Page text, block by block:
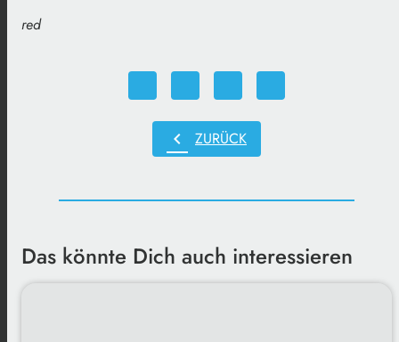
red
chevron_left ZURÜCK
Das könnte Dich auch interessieren